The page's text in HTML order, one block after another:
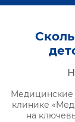
Медицинские
клинике
на